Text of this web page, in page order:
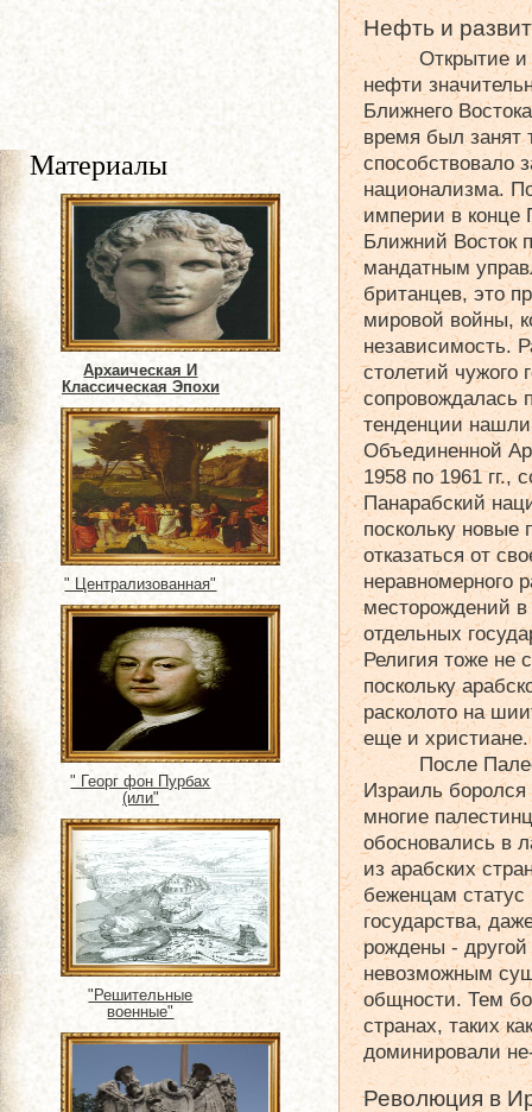
Материалы
Архаическая И
Классическая Эпохи
" Централизованная"
" Георг фон Пурбах
(или"
"Решительные
военные"
Нефть и
Открытие и
нефти
Ближнего
время был занят
способствовало
национализма.
империи в конце
Ближний Восток
мандатным
британцев, это
мировой войны,
независимость.
столетий чужого
сопровождалась
тенденции
Объединенной
1958 по 1961 гг.,
Панарабский
поскольку новые
отказаться от
неравномерного
месторождений в
отдельных
Религия тоже не
поскольку
расколото на
еще и христиане.
После
Израиль
многие
обосновались в
из арабских
беженцам статус
государства,
рождены -
невозможным
общности. Тем
странах, таких
доминировали
Революция в